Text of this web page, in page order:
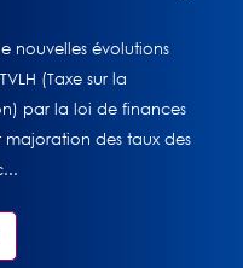
nouvelles évolutions
(Taxe sur la
par la loi de finances
majoration des taux des